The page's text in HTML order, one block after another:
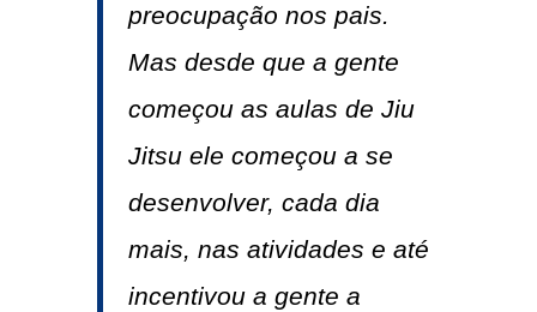
preocupação nos pais.
Mas desde que a gente
começou as aulas de Jiu
Jitsu ele começou a se
desenvolver, cada dia
mais, nas atividades e até
incentivou a gente a